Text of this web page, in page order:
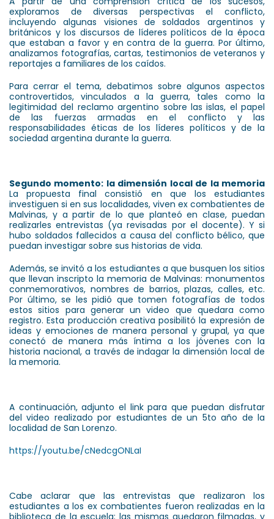
exploramos de diversas perspectivas el conflicto,
incluyendo algunas visiones de soldados argentinos y
británicos y los discursos de líderes políticos de la época
que estaban a favor y en contra de la guerra. Por último,
analizamos fotografías, cartas, testimonios de veteranos y
reportajes a familiares de los caídos.
Para cerrar el tema, debatimos sobre algunos aspectos
controvertidos, vinculados a la guerra, tales como la
legitimidad del reclamo argentino sobre las islas, el papel
de las fuerzas armadas en el conflicto y las
responsabilidades éticas de los líderes políticos y de la
sociedad argentina durante la guerra.
Segundo momento: la dimensión local de la memoria
La propuesta final consistió en que los estudiantes
investiguen si en sus localidades, viven ex combatientes de
Malvinas, y a partir de lo que planteó en clase, puedan
realizarles entrevistas (ya revisadas por el docente). Y si
hubo soldados fallecidos a causa del conflicto bélico, que
puedan investigar sobre sus historias de vida.
Además, se invitó a los estudiantes a que busquen los sitios
que llevan inscripto la memoria de Malvinas: monumentos
conmemorativos, nombres de barrios, plazas, calles, etc.
Por último, se les pidió que tomen fotografías de todos
estos sitios para generar un video que quedara como
registro. Esta producción creativa posibilitó la expresión de
ideas y emociones de manera personal y grupal, ya que
conectó de manera más íntima a los jóvenes con la
historia nacional, a través de indagar la dimensión local de
la memoria.
A continuación, adjunto el link para que puedan disfrutar
del video realizado por estudiantes de un 5to año de la
localidad de San Lorenzo.
https://youtu.be/cNedcgONLaI
Cabe aclarar que las entrevistas que realizaron los
estudiantes a los ex combatientes fueron realizadas en la
biblioteca de la escuela; las mismas quedaron filmadas, y